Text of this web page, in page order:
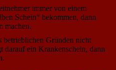
immer von einem
Schein“ bekommen, dann
machen.
betrieblichen Gründen nicht
darauf ein Krankenschein, dann